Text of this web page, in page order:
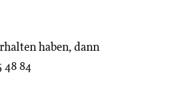
haben, dann
48 84